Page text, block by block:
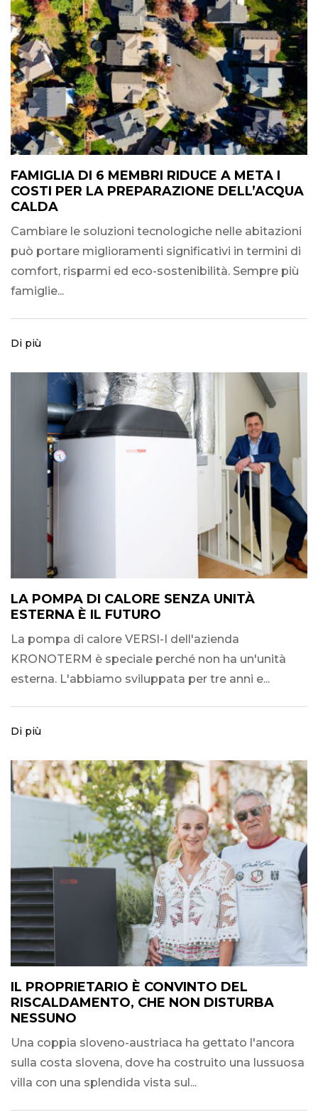
FAMIGLIA DI 6 MEMBRI RIDUCE A META I
COSTI PER LA PREPARAZIONE DELL’ACQUA
CALDA
Cambiare le soluzioni tecnologiche nelle abitazioni
può portare miglioramenti significativi in termini di
comfort, risparmi ed eco-sostenibilità. Sempre più
famiglie...
Di più
LA POMPA DI CALORE SENZA UNITÀ
ESTERNA È IL FUTURO
La pompa di calore VERSI-I dell'azienda
KRONOTERM è speciale perché non ha un'unità
esterna. L'abbiamo sviluppata per tre anni e...
Di più
IL PROPRIETARIO È CONVINTO DEL
RISCALDAMENTO, CHE NON DISTURBA
NESSUNO
Una coppia sloveno-austriaca ha gettato l'ancora
sulla costa slovena, dove ha costruito una lussuosa
villa con una splendida vista sul...